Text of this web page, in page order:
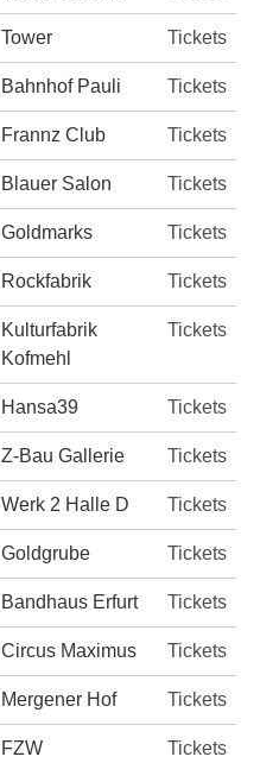
Tower Tickets
Bahnhof Pauli Tickets
Frannz Club Tickets
Blauer Salon Tickets
Goldmarks Tickets
Rockfabrik Tickets
Kulturfabrik
Kofmehl
Tickets
Hansa39 Tickets
Z-Bau Gallerie Tickets
Werk 2 Halle D Tickets
Goldgrube Tickets
Bandhaus Erfurt Tickets
Circus Maximus Tickets
Mergener Hof Tickets
FZW Tickets